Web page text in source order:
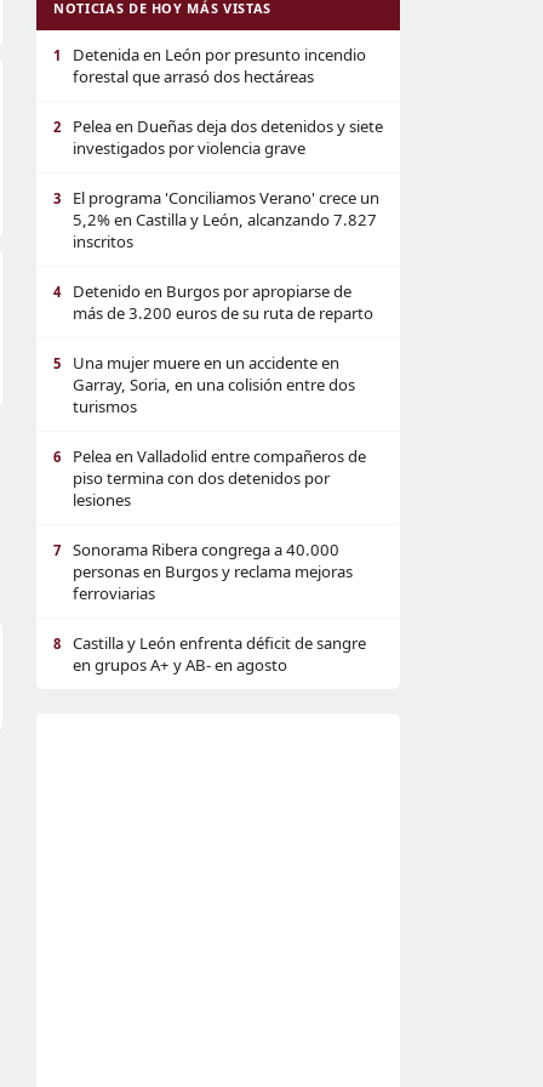
NOTICIAS DE HOY MÁS VISTAS
1
Detenida en León por presunto incendio
forestal que arrasó dos hectáreas
2
Pelea en Dueñas deja dos detenidos y siete
investigados por violencia grave
3
El programa 'Conciliamos Verano' crece un
5,2% en Castilla y León, alcanzando 7.827
inscritos
4
Detenido en Burgos por apropiarse de
más de 3.200 euros de su ruta de reparto
5
Una mujer muere en un accidente en
Garray, Soria, en una colisión entre dos
turismos
6
Pelea en Valladolid entre compañeros de
piso termina con dos detenidos por
lesiones
7
Sonorama Ribera congrega a 40.000
personas en Burgos y reclama mejoras
ferroviarias
8
Castilla y León enfrenta déficit de sangre
en grupos A+ y AB- en agosto